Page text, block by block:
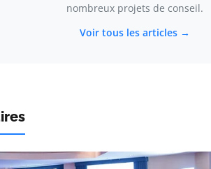
nombreux projets de conseil.
Voir tous les articles →